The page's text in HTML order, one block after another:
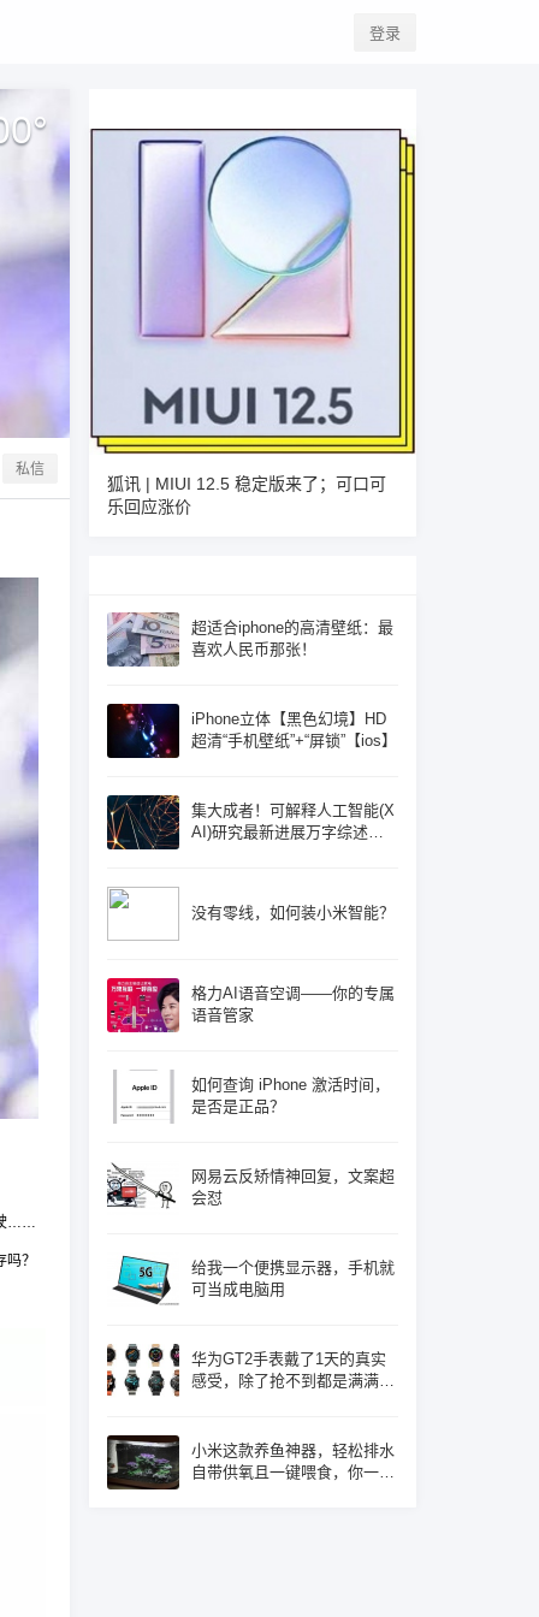
登录
°
私信
驶……
？
狐讯 | MIUI 12.5 稳定版来了；可口可
乐回应涨价
超适合iphone的高清壁纸：最
喜欢人民币那张！
iPhone立体【黑色幻境】HD
超清“手机壁纸”+“屏锁”【ios】
集大成者！可解释人工智能(X
AI)研究最新进展万字综述论
没有零线，如何装小米智能？
格力AI语音空调——你的专属
语音管家
如何查询 iPhone 激活时间，
是否是正品？
网易云反矫情神回复，文案超
会怼
给我一个便携显示器，手机就
可当成电脑用
华为GT2手表戴了1天的真实
感受，除了抢不到都是满满的
小米这款养鱼神器，轻松排水
自带供氧且一键喂食，你一定